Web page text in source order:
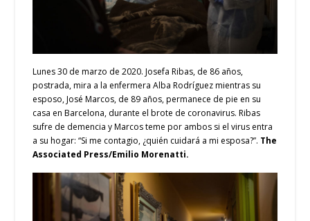
Lunes 30 de marzo de 2020. Josefa Ribas, de 86 años,
postrada, mira a la enfermera Alba Rodríguez mientras su
esposo, José Marcos, de 89 años, permanece de pie en su
casa en Barcelona, durante el brote de coronavirus. Ribas
sufre de demencia y Marcos teme por ambos si el virus entra
a su hogar: “Si me contagio, ¿quién cuidará a mi esposa?”. The
Associated Press/Emilio Morenatti.